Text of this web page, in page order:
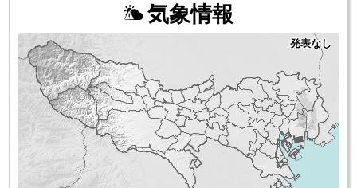
気象情報
発表なし